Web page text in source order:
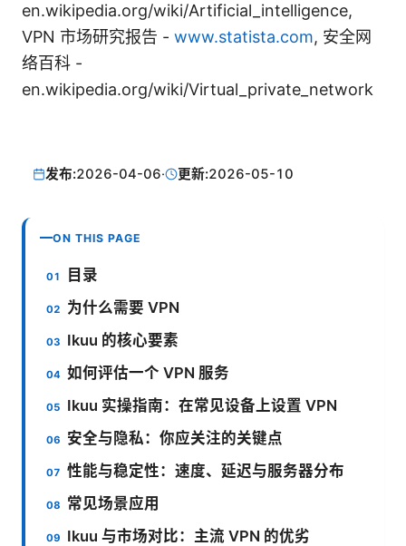
en.wikipedia.org/wiki/Artificial_intelligence,
VPN 市场研究报告 - www.statista.com, 安全网
络百科 -
en.wikipedia.org/wiki/Virtual_private_network
发布:2026-04-06· 更新:2026-05-10
ON THIS PAGE
目录
为什么需要 VPN
Ikuu 的核心要素
如何评估一个 VPN 服务
Ikuu 实操指南：在常见设备上设置 VPN
安全与隐私：你应关注的关键点
性能与稳定性：速度、延迟与服务器分布
常见场景应用
Ikuu 与市场对比：主流 VPN 的优劣